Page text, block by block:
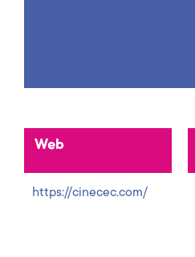
Web
https://cinecec.com/